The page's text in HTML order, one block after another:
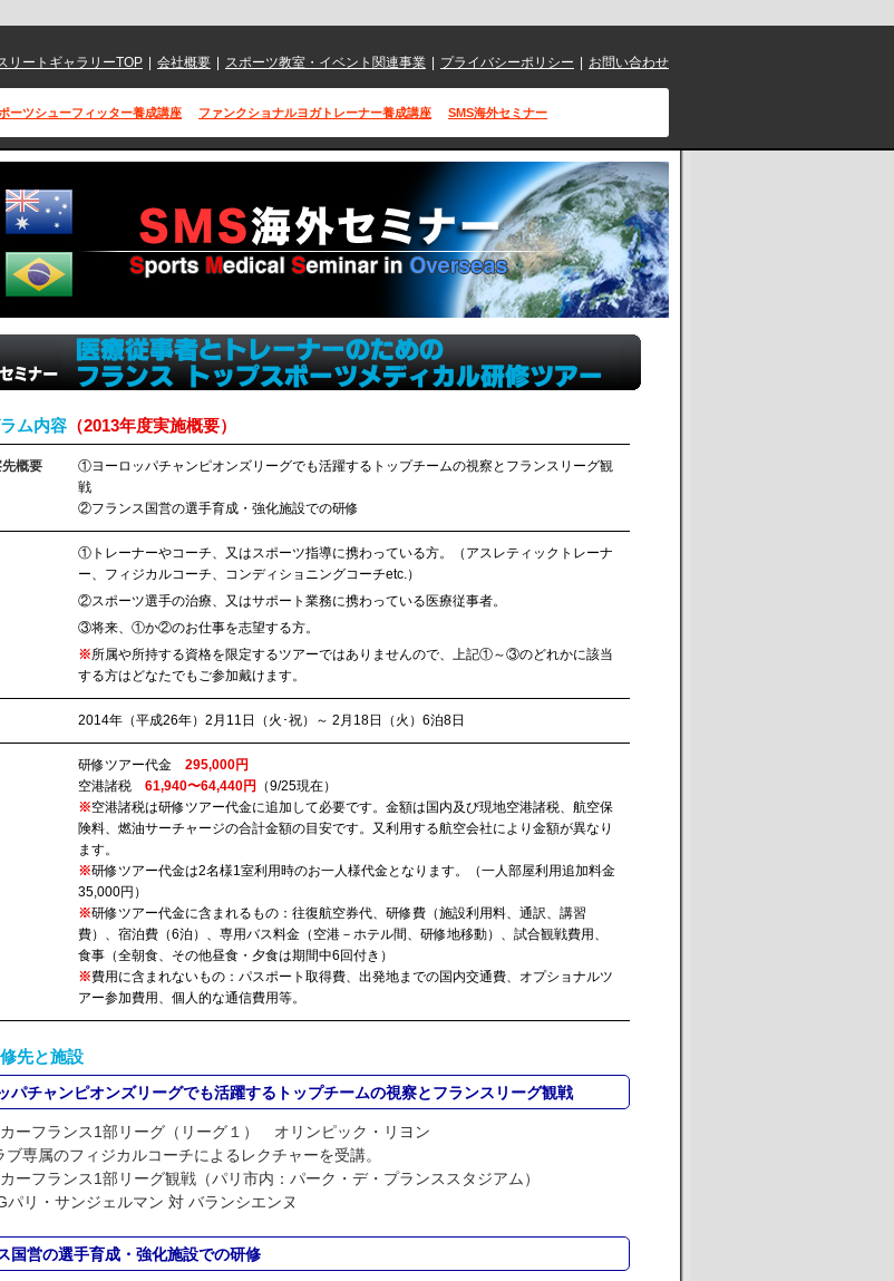
リートギャラリーTOP 会社概要 スポーツ教室・イベント関連事業 プライバシーポリシー お問い合わせ
ーツシューフィッター養成講座 ファンクショナルヨガトレーナー養成講座 SMS海外セミナー
ム内容 （2013年度実施概要）
概要
①ヨーロッパチャンピオンズリーグでも活躍するトップチームの視察とフランスリーグ観
戦
②フランス国営の選手育成・強化施設での研修
①トレーナーやコーチ、又はスポーツ指導に携わっている方。（アスレティックトレーナ
ー、フィジカルコーチ、コンディショニングコーチetc.）
②スポーツ選手の治療、又はサポート業務に携わっている医療従事者。
③将来、①か②のお仕事を志望する方。
※所属や所持する資格を限定するツアーではありませんので、上記①～③のどれかに該当
する方はどなたでもご参加戴けます。
2014年（平成26年）2月11日（火･祝）～ 2月18日（火）6泊8日
研修ツアー代金 295,000円
空港諸税 61,940〜64,440円
（9/25現在）
※空港諸税は研修ツアー代金に追加して必要です。金額は国内及び現地空港諸税、航空保
険料、燃油サーチャージの合計金額の目安です。又利用する航空会社により金額が異なり
ます。
※研修ツアー代金は2名様1室利用時のお一人様代金となります。（一人部屋利用追加料金
35,000円）
※研修ツアー代金に含まれるもの：往復航空券代、研修費（施設利用料、通訳、講習
費）、宿泊費（6泊）、専用バス料金（空港－ホテル間、研修地移動）、試合観戦費用、
食事（全朝食、その他昼食・夕食は期間中6回付き）
※費用に含まれないもの：パスポート取得費、出発地までの国内交通費、オプショナルツ
アー参加費用、個人的な通信費用等。
先と施設
パチャンピオンズリーグでも活躍するトップチームの視察とフランスリーグ観戦
ーフランス1部リーグ（リーグ１） オリンピック・リヨン
属のフィジカルコーチによるレクチャーを受講。
ーフランス1部リーグ観戦（パリ市内：パーク・デ・プランススタジアム）
リ・サンジェルマン 対 バランシエンヌ
国営の選手育成・強化施設での研修